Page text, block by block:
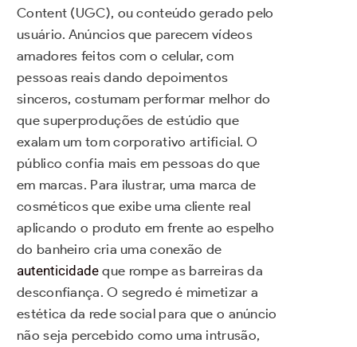
Content (UGC), ou conteúdo gerado pelo
usuário. Anúncios que parecem vídeos
amadores feitos com o celular, com
pessoas reais dando depoimentos
sinceros, costumam performar melhor do
que superproduções de estúdio que
exalam um tom corporativo artificial. O
público confia mais em pessoas do que
em marcas. Para ilustrar, uma marca de
cosméticos que exibe uma cliente real
aplicando o produto em frente ao espelho
do banheiro cria uma conexão de
autenticidade que rompe as barreiras da
desconfiança. O segredo é mimetizar a
estética da rede social para que o anúncio
não seja percebido como uma intrusão,